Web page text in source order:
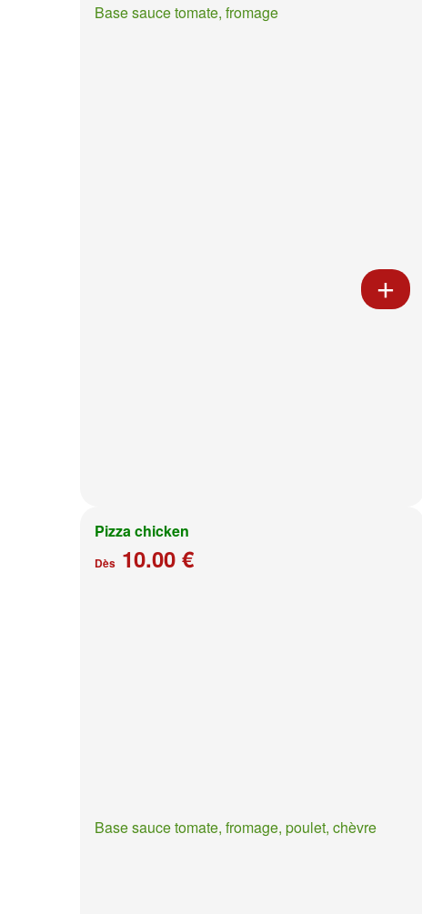
Base sauce tomate, fromage
Pizza chicken
Dès 10.00 €
Base sauce tomate, fromage, poulet, chèvre